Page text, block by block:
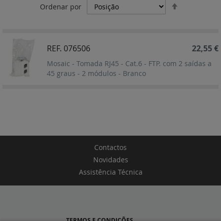
Ordenar por
REF. 076506
Mosaic - Tomada RJ45 - Cat.6 - FTP. com 2 saídas a
45 graus - 2 módulos - Branco
22,55 €
Contactos
Novidades
Assistência Técnica